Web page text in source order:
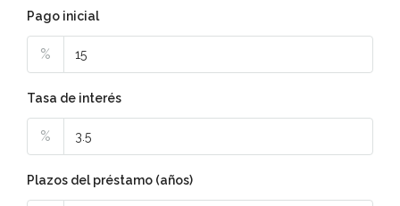
Pago inicial
%
Tasa de interés
%
Plazos del préstamo (años)